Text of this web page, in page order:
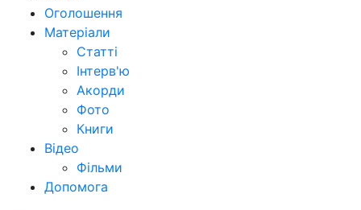
Оголошення
Матеріали
Статті
Інтерв'ю
Акорди
Фото
Книги
Відео
Фільми
Допомога